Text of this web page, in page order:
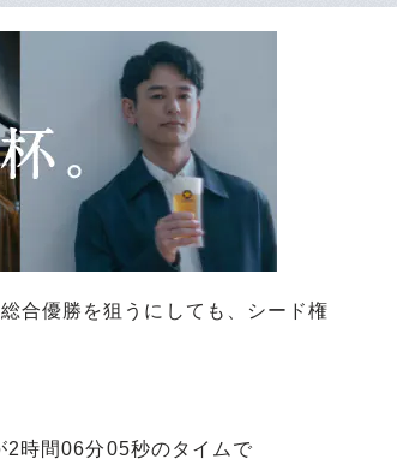
合優勝を狙うにしても、シード権
時間06分05秒のタイムで